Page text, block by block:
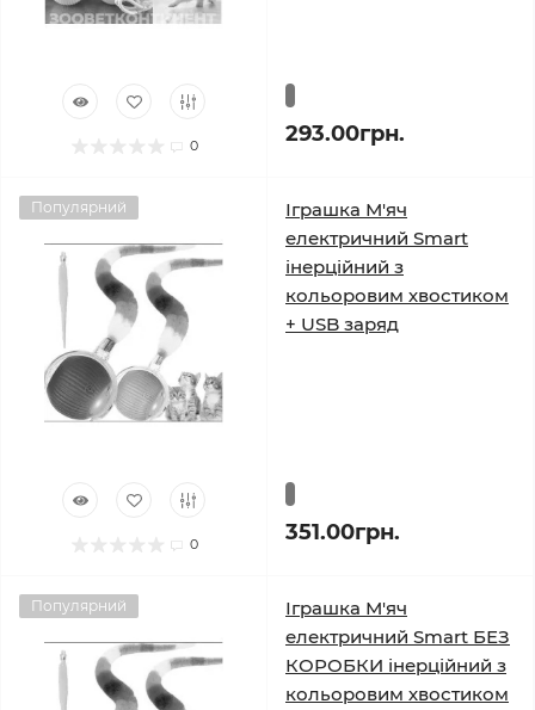
0 293.00грн.
Популярний
0
Іграшка М'яч
електричний Smart
інерційний з
кольоровим хвостиком
+ USB заряд
351.00грн.
Популярний
Іграшка М'яч
електричний Smart БЕЗ
КОРОБКИ інерційний з
кольоровим хвостиком